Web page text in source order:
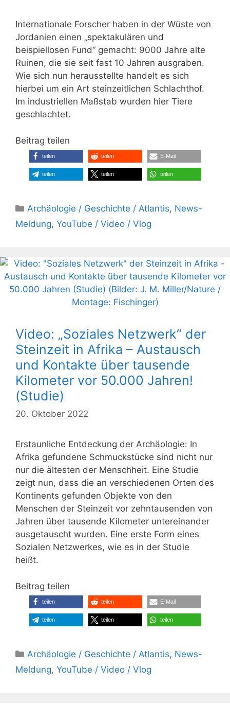
Internationale Forscher haben in der Wüste von
Jordanien einen „spektakulären und
beispiellosen Fund“ gemacht: 9000 Jahre alte
Ruinen, die sie seit fast 10 Jahren ausgraben.
Wie sich nun herausstellte handelt es sich
hierbei um ein Art steinzeitlichen Schlachthof.
Im industriellen Maßstab wurden hier Tiere
geschlachtet.
Beitrag teilen
teilen teilen E-Mail
teilen teilen teilen
Kategorien
Archäologie / Geschichte / Atlantis, News-
Meldung, YouTube / Video / Vlog
Video: „Soziales Netzwerk“ der
Steinzeit in Afrika – Austausch
und Kontakte über tausende
Kilometer vor 50.000 Jahren!
(Studie)
20. Oktober 2022
Erstaunliche Entdeckung der Archäologie: In
Afrika gefundene Schmuckstücke sind nicht nur
nur die ältesten der Menschheit. Eine Studie
zeigt nun, dass die an verschiedenen Orten des
Kontinents gefunden Objekte von den
Menschen der Steinzeit vor zehntausenden von
Jahren über tausende Kilometer untereinander
ausgetauscht wurden. Eine erste Form eines
Sozialen Netzwerkes, wie es in der Studie
heißt.
Beitrag teilen
teilen teilen E-Mail
teilen teilen teilen
Kategorien
Archäologie / Geschichte / Atlantis, News-
Meldung, YouTube / Video / Vlog